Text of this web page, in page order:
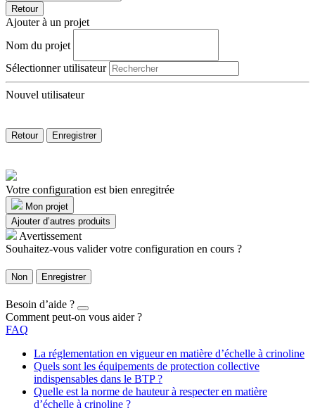
Retour
Ajouter à un projet
Nom du projet
Sélectionner utilisateur
Nouvel utilisateur
Retour Enregistrer
Votre configuration est bien enregitrée
Mon projet
Ajouter d’autres produits
Avertissement
Souhaitez-vous valider votre configuration en cours ?
Non Enregistrer
Besoin d’aide ?
Comment peut-on vous aider ?
FAQ
La réglementation en vigueur en matière d’échelle à crinoline
Quels sont les équipements de protection collective
indispensables dans le BTP ?
Quelle est la norme de hauteur à respecter en matière
d’échelle à crinoline ?